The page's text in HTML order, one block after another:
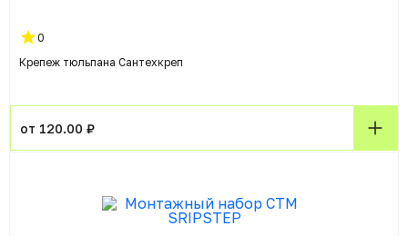
0
Крепеж тюльпана Сантехкреп
от 120.00 ₽